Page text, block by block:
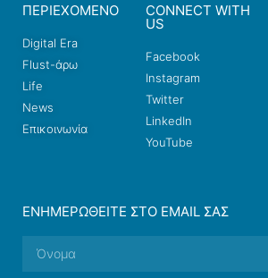
ΠΕΡΙΕΧΟΜΕΝΟ
Digital Era
Flust-άρω
Life
News
Επικοινωνία
CONNECT WITH
US
Facebook
Instagram
Twitter
LinkedIn
YouTube
ΕΝΗΜΕΡΩΘΕΊΤΕ ΣΤΟ EMAIL ΣΑΣ